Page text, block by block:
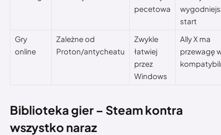
pecetowa
start
Gry
online
Zależne od
Proton/antycheatu
Zwykle
łatwiej
przez
Windows
Ally X ma
przewagę
Biblioteka gier – Steam kontra
wszystko naraz